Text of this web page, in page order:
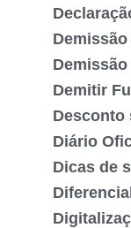
Demissão
Demitir
Desconto
Diário
Dicas de